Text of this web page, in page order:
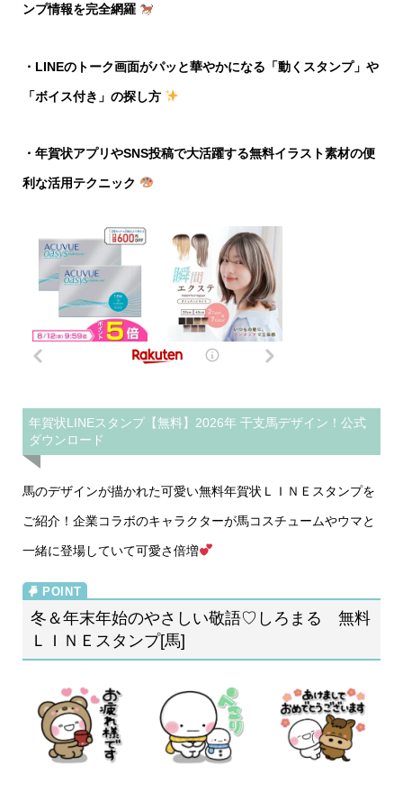
ンプ情報を完全網羅
・LINEのトーク画面がパッと華やかになる「動くスタンプ」や
「ボイス付き」の探し方
・年賀状アプリやSNS投稿で大活躍する無料イラスト素材の便
利な活用テクニック
年賀状LINEスタンプ【無料】2026年 干支馬デザイン！公式
ダウンロード
馬のデザインが描かれた可愛い無料年賀状ＬＩＮＥスタンプを
ご紹介！企業コラボのキャラクターが馬コスチュームやウマと
一緒に登場していて可愛さ倍増
冬＆年末年始のやさしい敬語♡しろまる 無料
ＬＩＮＥスタンプ[馬]